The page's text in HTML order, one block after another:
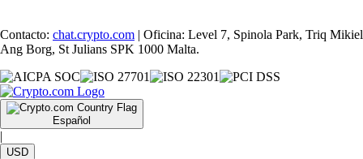
Contacto: chat.crypto.com | Oficina: Level 7, Spinola Park, Triq Mikiel
Ang Borg, St Julians SPK 1000 Malta.
Español
|
USD